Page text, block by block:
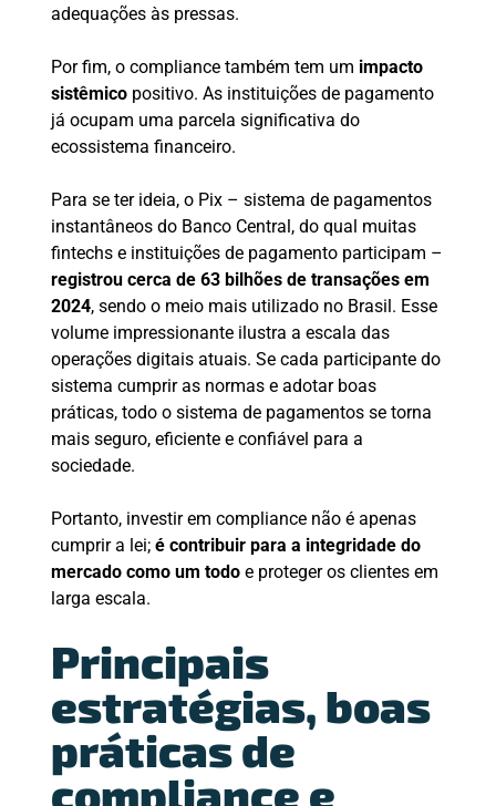
adequações às pressas.
Por fim, o compliance também tem um impacto
sistêmicopositivo. As instituições de pagamento
já ocupam uma parcela significativa do
ecossistema financeiro.
Para se ter ideia, o Pix – sistema de pagamentos
instantâneos do Banco Central, do qual muitas
fintechs e instituições de pagamento participam –
registrou cerca de 63 bilhões de transações em
2024, sendo o meio mais utilizado no Brasil. Esse
volume impressionante ilustra a escala das
operações digitais atuais. Se cada participante do
sistema cumprir as normas e adotar boas
práticas, todo o sistema de pagamentos se torna
mais seguro, eficiente e confiável para a
sociedade.
Portanto, investir em compliance não é apenas
cumprir a lei; é contribuir para a integridade do
mercado como um todoe proteger os clientes em
larga escala.
Principais
estratégias, boas
práticas de
compliance e